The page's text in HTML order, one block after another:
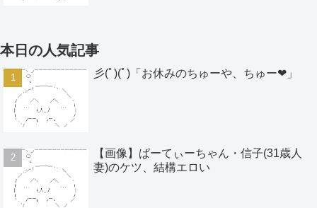
本日の人気記事
彡(ﾟ)(ﾟ)「お休みのちゅーや、ちゅー❤」
【画像】ぱーてぃーちゃん・信子(31歳人
妻)のケツ、結構エロい